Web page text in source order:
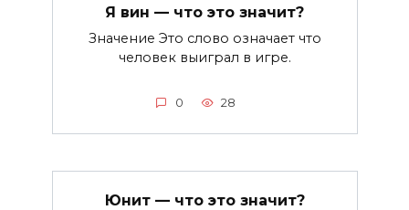
Я вин — что это значит?
Значение Это слово означает что
человек выиграл в игре.
0 28
Юнит — что это значит?